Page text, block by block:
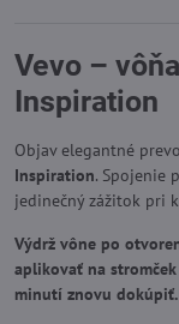
Vevo –
Inspiration
Objav elegantné
Inspiration. Spojenie
jedinečný zážitok pri
Výdrž vône po
aplikovať na
minutí znovu dokúpiť.